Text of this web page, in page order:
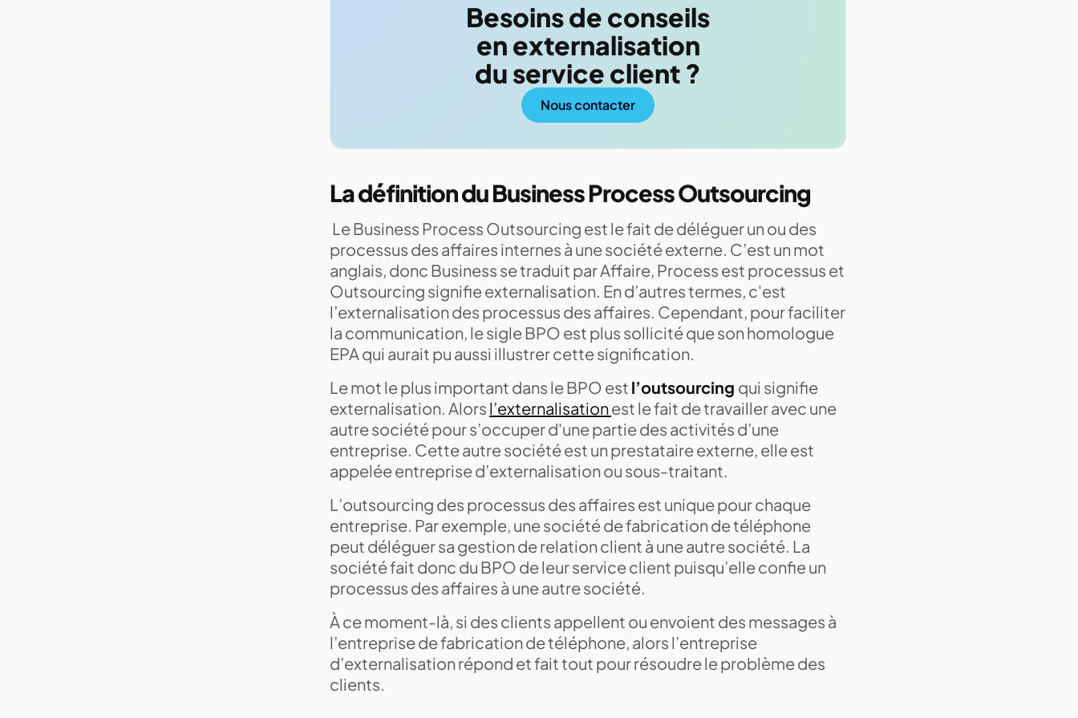
Besoins de conseils
en externalisation
du service client ?
Nous contacter
La définition du Business Process Outsourcing
Le Business Process Outsourcing est le fait de déléguer un ou des
processus des affaires internes à une société externe. C’est un mot
anglais, donc Business se traduit par Affaire, Process est processus et
Outsourcing signifie externalisation. En d’autres termes, c'est
l’externalisation des processus des affaires. Cependant, pour faciliter
la communication, le sigle BPO est plus sollicité que son homologue
EPA qui aurait pu aussi illustrer cette signification.
Le mot le plus important dans le BPO est l’outsourcing qui signifie
externalisation. Alors l’externalisationest le fait de travailler avec une
autre société pour s’occuper d'une partie des activités d’une
entreprise. Cette autre société est un prestataire externe, elle est
appelée entreprise d’externalisation ou sous-traitant.
L’outsourcing des processus des affaires est unique pour chaque
entreprise. Par exemple, une société de fabrication de téléphone
peut déléguer sa gestion de relation client à une autre société. La
société fait donc du BPO de leur service client puisqu’elle confie un
processus des affaires à une autre société.
À ce moment-là, si des clients appellent ou envoient des messages à
l’entreprise de fabrication de téléphone, alors l’entreprise
d’externalisation répond et fait tout pour résoudre le problème des
clients.